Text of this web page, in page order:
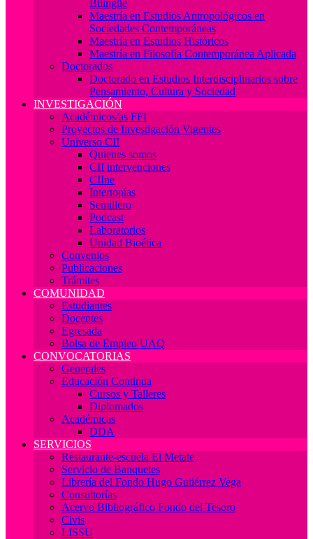
Bilingüe
Maestría en Estudios Antropológicos en
Sociedades Contemporáneas
Maestría en Estudios Históricos
Maestría en Filosofía Contemporánea Aplicada
Doctorados
Doctorado en Estudios Interdisciplinarios sobre
Pensamiento, Cultura y Sociedad
INVESTIGACIÓN
Académicos/as FFI
Proyectos de Investigación Vigentes
Universo CII
Quienes somos
CII intervenciones
CIIne
Intertopías
Semillero
Podcast
Laboratorios
Unidad Bioética
Convenios
Publicaciones
Trámites
COMUNIDAD
Estudiantes
Docentes
Egresada
Bolsa de Empleo UAQ
CONVOCATORIAS
Generales
Educación Continua
Cursos y Talleres
Diplomados
Académicas
DDA
SERVICIOS
Restaurante-escuela El Metate
Servicio de Banquetes
Librería del Fondo Hugo Gutiérrez Vega
Consultorías
Acervo Bibliográfico Fondo del Tesoro
Civis
LISSU